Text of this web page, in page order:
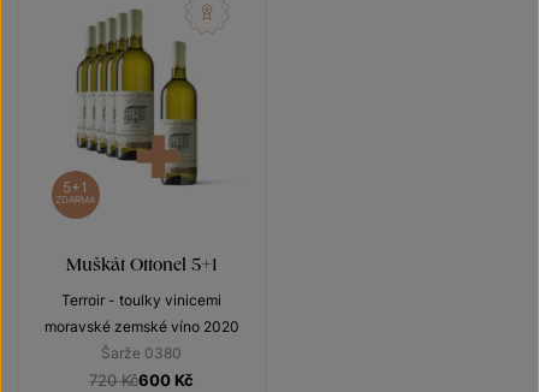
5+1
ZDARMA
Muškát Ottonel 5+1
Terroir - toulky vinicemi
moravské zemské víno 2020
Šarže 0380
720 Kč600 Kč